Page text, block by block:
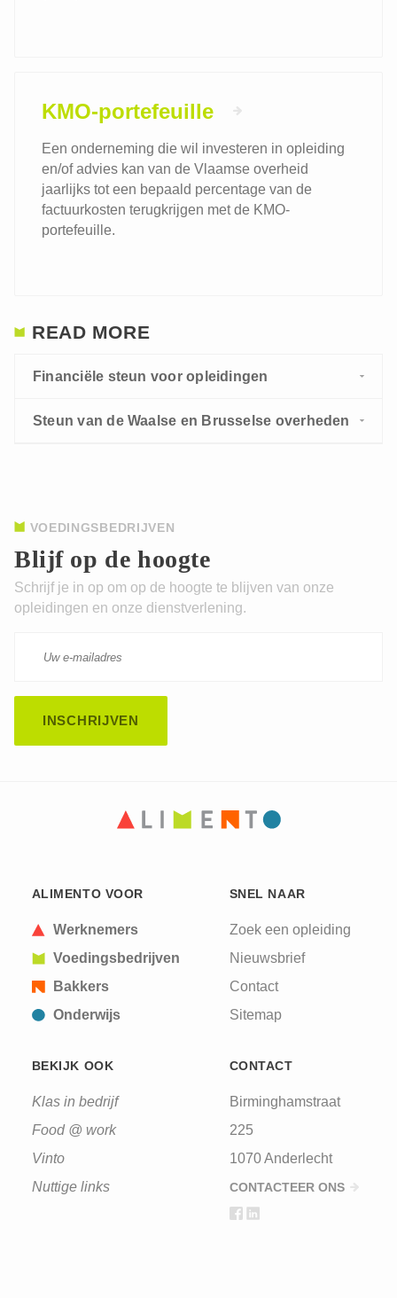
KMO-portefeuille
Een onderneming die wil investeren in opleiding
en/of advies kan van de Vlaamse overheid
jaarlijks tot een bepaald percentage van de
factuurkosten terugkrijgen met de KMO-
portefeuille.
READ MORE
Financiële steun voor opleidingen
Steun van de Waalse en Brusselse overheden
Blijf op de hoogte
VOEDINGSBEDRIJVEN
Schrijf je in op om op de hoogte te blijven van onze
opleidingen en onze dienstverlening.
ALIMENTO VOOR
Werknemers
Voedingsbedrijven
Bakkers
Onderwijs
SNEL NAAR
Zoek een opleiding
Nieuwsbrief
Contact
Sitemap
BEKIJK OOK
Klas in bedrijf
Food @ work
Vinto
Nuttige links
CONTACT
Birminghamstraat
225
1070 Anderlecht
CONTACTEER ONS